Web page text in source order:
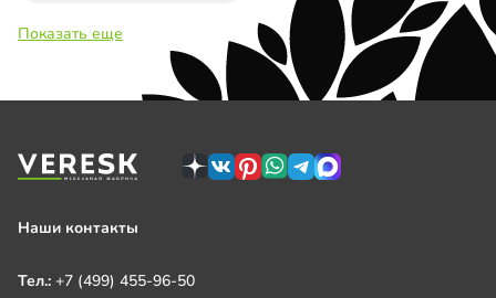
Показать еще
Наши контакты
Тел.: +7 (499) 455-96-50